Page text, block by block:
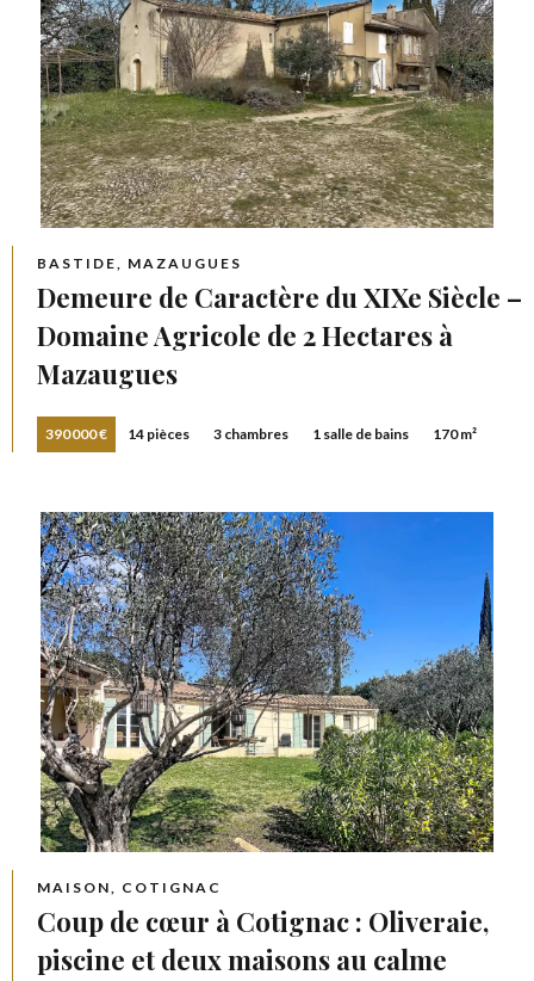
BASTIDE, MAZAUGUES
Demeure de Caractère du XIXe Siècle –
Domaine Agricole de 2 Hectares à
Mazaugues
390 000 € 14 pièces 3 chambres 1 salle de bains 170 m²
MAISON, COTIGNAC
Coup de cœur à Cotignac : Oliveraie,
piscine et deux maisons au calme